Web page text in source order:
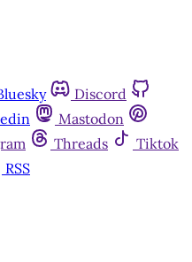
Discord
Mastodon
Threads
Tiktok
RSS